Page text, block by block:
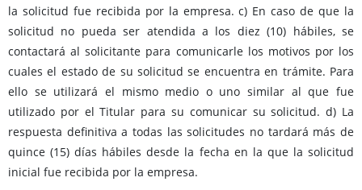
la solicitud fue recibida por la empresa. c) En caso de que la
solicitud no pueda ser atendida a los diez (10) hábiles, se
contactará al solicitante para comunicarle los motivos por los
cuales el estado de su solicitud se encuentra en trámite. Para
ello se utilizará el mismo medio o uno similar al que fue
utilizado por el Titular para su comunicar su solicitud. d) La
respuesta definitiva a todas las solicitudes no tardará más de
quince (15) días hábiles desde la fecha en la que la solicitud
inicial fue recibida por la empresa.